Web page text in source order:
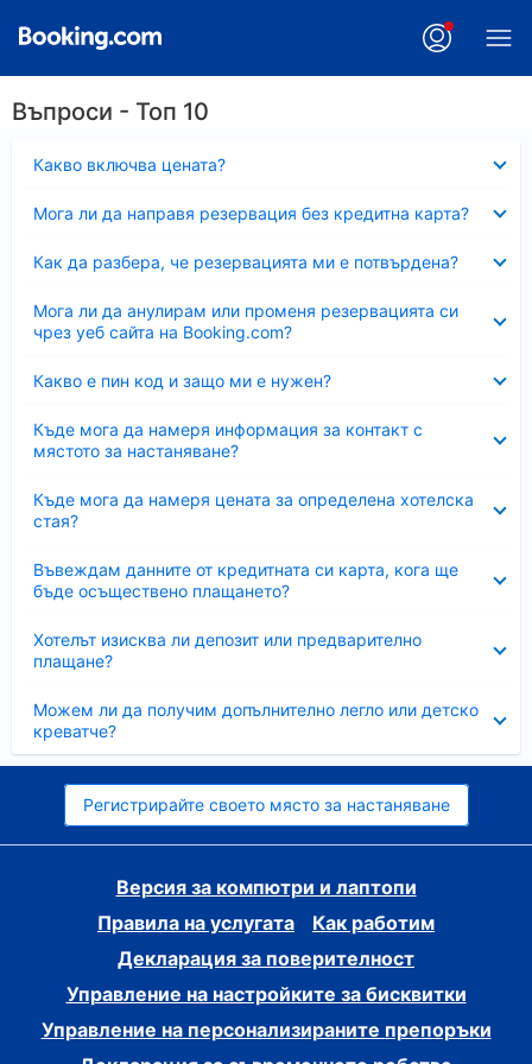
Въпроси - Топ 10
Какво включва цената?
Мога ли да направя резервация без кредитна карта?
Как да разбера, че резервацията ми е потвърдена?
Мога ли да анулирам или променя резервацията си
чрез уеб сайта на Booking.com?
Какво е пин код и защо ми е нужен?
Къде мога да намеря информация за контакт с
мястото за настаняване?
Къде мога да намеря цената за определена хотелска
стая?
Въвеждам данните от кредитната си карта, кога ще
бъде осъществено плащането?
Хотелът изисква ли депозит или предварително
плащане?
Можем ли да получим допълнително легло или детско
креватче?
Регистрирайте своето място за настаняване
Версия за компютри и лаптопи
Правила на услугата
Как работим
Декларация за поверителност
Управление на настройките за бисквитки
Управление на персонализираните препоръки